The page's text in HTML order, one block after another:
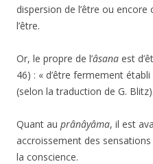
dispersion de l’être ou
l’être.
Or, le propre de l’âsana est
46) : « d’être fermement
(selon la traduction de G. Blitz).
Quant au prânâyâma, il est
accroissement des
la conscience.